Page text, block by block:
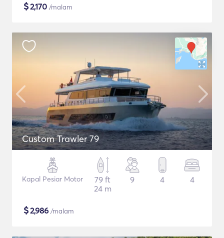
$2,170 /malam
Custom Trawler 79
Kapal Pesiar Motor
79 ft
24 m
9 4 4
$2,986 /malam